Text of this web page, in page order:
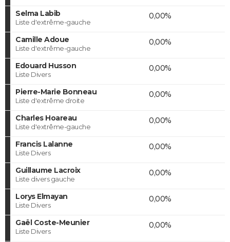
Selma Labib
Liste d'extrême-gauche
0,00%
Camille Adoue
Liste d'extrême-gauche
0,00%
Edouard Husson
Liste Divers
0,00%
Pierre-Marie Bonneau
Liste d'extrême droite
0,00%
Charles Hoareau
Liste d'extrême-gauche
0,00%
Francis Lalanne
Liste Divers
0,00%
Guillaume Lacroix
Liste divers gauche
0,00%
Lorys Elmayan
Liste Divers
0,00%
Gaël Coste-Meunier
Liste Divers
0,00%